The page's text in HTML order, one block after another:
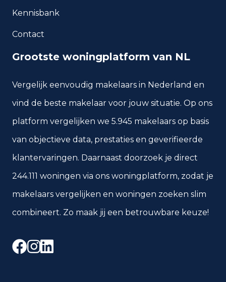
Kennisbank
Contact
Grootste woningplatform van NL
Vergelijk eenvoudig makelaars in Nederland en
vind de beste makelaar voor jouw situatie. Op ons
platform vergelijken we 5.945 makelaars op basis
van objectieve data, prestaties en geverifieerde
klantervaringen. Daarnaast doorzoek je direct
244.111 woningen via ons woningplatform, zodat je
makelaars vergelijken en woningen zoeken slim
combineert. Zo maak jij een betrouwbare keuze!
Facebook
Instagram
LinkedIn